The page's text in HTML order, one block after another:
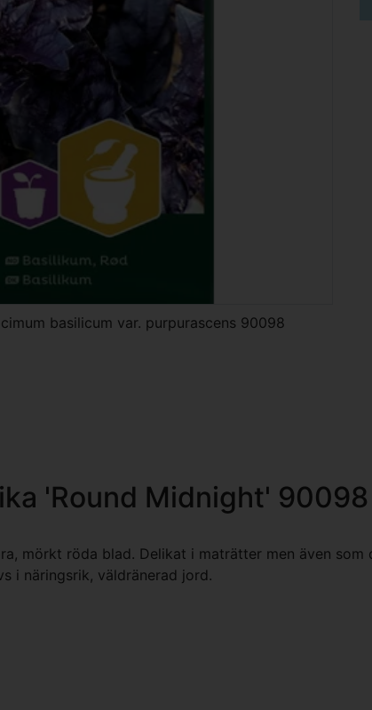
basilicum var. purpurascens 90098
'Round Midnight' 90098
mörkt röda blad. Delikat i maträtter men även som
i näringsrik, väldränerad jord.